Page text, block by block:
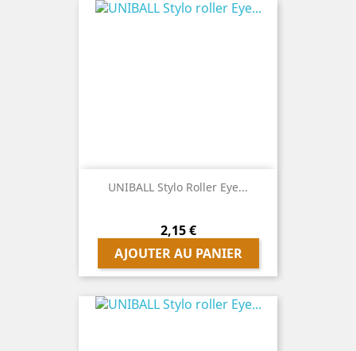
UNIBALL Stylo Roller Eye...
Prix
2,15 €
AJOUTER AU PANIER